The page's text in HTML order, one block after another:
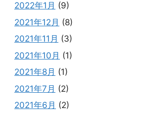
2022年1月 (9)
2021年12月 (8)
2021年11月 (3)
2021年10月 (1)
2021年8月 (1)
2021年7月 (2)
2021年6月 (2)